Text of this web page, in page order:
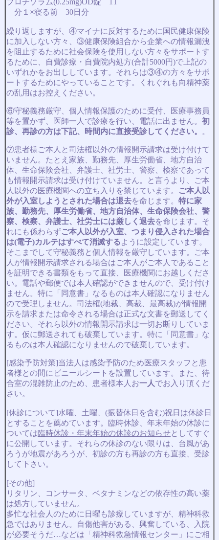
ブロチゾラム(0.25mg)OD錠 1T
分１×寝る前 30日分
繰り返しますが、④マイナに反対するために国民健康保険
に加入しない方々、③健康保険組合から企業への情報漏洩
を阻止するために社会保険を使用しない方々をサポートす
るために、自費診療・自費院内処方(合計5000円)で上記の
いずれかをお出ししています。それらは③④の方々をサポ
ートするためにやっていることです。くれぐれも向精神薬
の乱用はお控えください。
⑥守秘義務厳守、個人情報保護のために受付、医療事務員
等を置かず、医師一人で診療を行い、電話に出ません。 初
診、再診の方は下記、時間内に直接受診してください。 。
⑦患者様ご本人と司法権以外の情報開示請求は受け付けて
いません。たとえ家族、勤務先、厚生労働省、地方自治
体、生命保険会社、弁護士、社労士、警察、検察であって
も情報開示請求は受け付けていません。と言うより、ご本
人以外の医療機関への立ち入りを禁じています。
ご本人以
外が入室しようとされた場合は退去を命じます。 特に家
族、勤務先、厚生労働省、地方自治体、生命保険会社、警
察、検察、弁護士、社労士には厳しく退去を命じます。そ
れにも係わらずご本人以外が入室、つまり侵入された場合
は(電子)カルテはすべて消滅するように設定しています。
そこまでして守秘義務と個人情報を厳守しています。ご本
人が情報開示請求される場合はご本人がご本人であること
を証明できる書類をもって直接、医療機関にお越しくださ
い。電話や郵便では本人確認ができませんので、受け付け
ません。特に「同意書」なるものは本人確認になりません
ので受理しません。司法権(地裁、高裁、最高裁)が情報開
示を請求または命令される場合は正式な文書を郵送してく
ださい。それら以外の情報開示請求は一切お断りしていま
す。仮に郵送されても破棄しています。特に「同意書」な
るものは本人確認になりませんので破棄しています。
[感染予防対策]当法人は感染予防のため医療スタッフと患
者様との間にビニールシートを設置しています。また、待
合室の混雑防止のため、患者様本人お一人でお入り頂くだ
さい。
[休診について]水曜、土曜、(振替休日を含む)祝日は休診日
とすることを薦めています。臨時休診、年末年始の休診に
ついては臨時休診・年末年始の休診のお知らせとしてすぐ
に公開しています。それらの休診のない限りは、台風があ
ろうが地震があろうが、初診の方も再診の方も直接、受診
して下さい。
[その他]
リタリン、コンサータ、ベタナミンなどの依存性の高い薬
は処方していません。
多忙な社会人のために日曜も診療していますが、精神科救
急ではありません。自傷他害がある、興奮している、入院
が必要そうだ…などは「精神科救急情報センター」にご相